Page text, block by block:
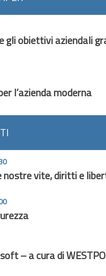
gli obiettivi aziendali
l’azienda moderna
vite, diritti e
– a cura di